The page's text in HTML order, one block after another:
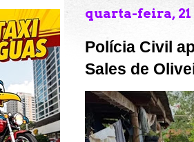
quarta-feira, 21
Polícia Civil
Sales de